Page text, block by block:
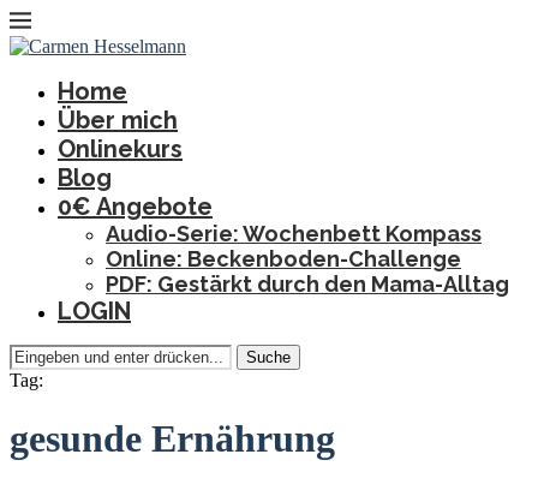
Home
Über mich
Onlinekurs
Blog
0€ Angebote
Audio-Serie: Wochenbett Kompass
Online: Beckenboden-Challenge
PDF: Gestärkt durch den Mama-Alltag
LOGIN
Suche
Tag:
gesunde Ernährung